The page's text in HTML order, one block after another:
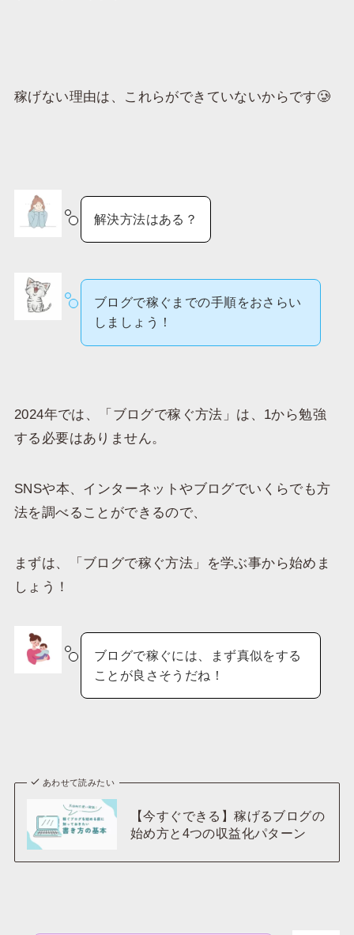
稼げない理由は、これらができていないからです🥲
解決方法はある？
ブログで稼ぐまでの手順をおさらい
しましょう！
2024年では、「ブログで稼ぐ方法」は、1から勉強
する必要はありません。
SNSや本、インターネットやブログでいくらでも方
法を調べることができるので、
まずは、「ブログで稼ぐ方法」を学ぶ事から始めま
しょう！
ブログで稼ぐには、まず真似をする
ことが良さそうだね！
あわせて読みたい
【今すぐできる】稼げるブログの
始め方と4つの収益化パターン